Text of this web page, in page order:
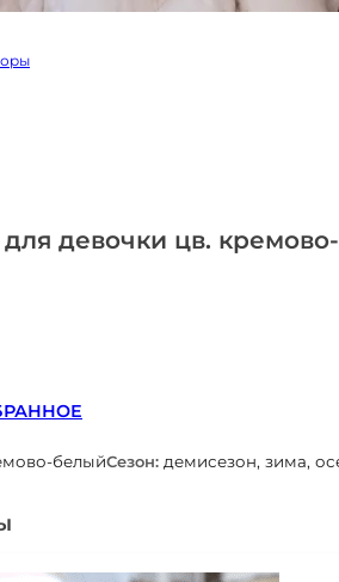
девочки цв.
белыйСезон: демисезон, зима,